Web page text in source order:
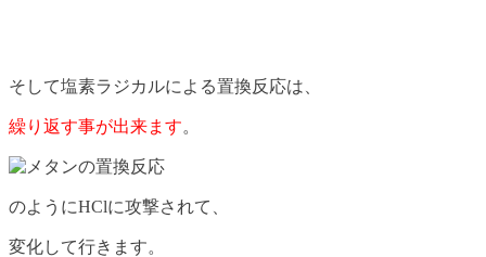
そして塩素ラジカルによる置換反応は、
繰り返す事が出来ます。
のようにHClに攻撃されて、
変化して行きます。